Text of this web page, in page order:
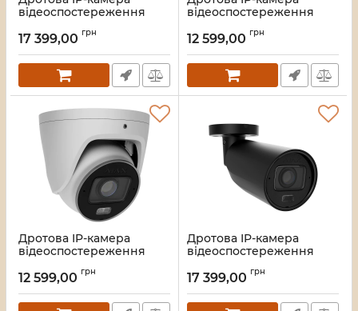
відеоспостереження
Mp) White
Артикул:45_000063796
17 399,00 грн
відеоспостереження
Mp) Black (126280.197.BL1)
Артикул:45_000063795
12 599,00 грн
Дротова IP-камера
відеоспостереження
Mp) White
Артикул:45_000063794
12 599,00 грн
Дротова IP-камера
відеоспостереження
Mp) Black (126278.217.BL1)
Артикул:45_000063789
17 399,00 грн